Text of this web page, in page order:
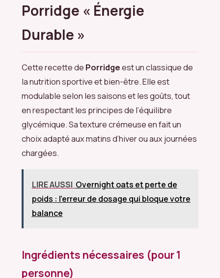
Porridge « Énergie
Durable »
Cette recette de Porridgeest un classique de
la nutrition sportive et bien-être. Elle est
modulable selon les saisons et les goûts, tout
en respectant les principes de l’équilibre
glycémique. Sa texture crémeuse en fait un
choix adapté aux matins d’hiver ou aux journées
chargées.
LIRE AUSSI Overnight oats et perte de
poids : l'erreur de dosage qui bloque votre
balance
Ingrédients nécessaires (pour 1
personne)